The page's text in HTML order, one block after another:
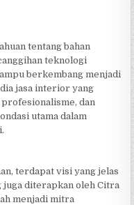
tentang bahan
teknologi
berkembang menjadi
jasa interior yang
dan
utama dalam
terdapat visi yang jelas
juga diterapkan oleh Citra
menjadi mitra